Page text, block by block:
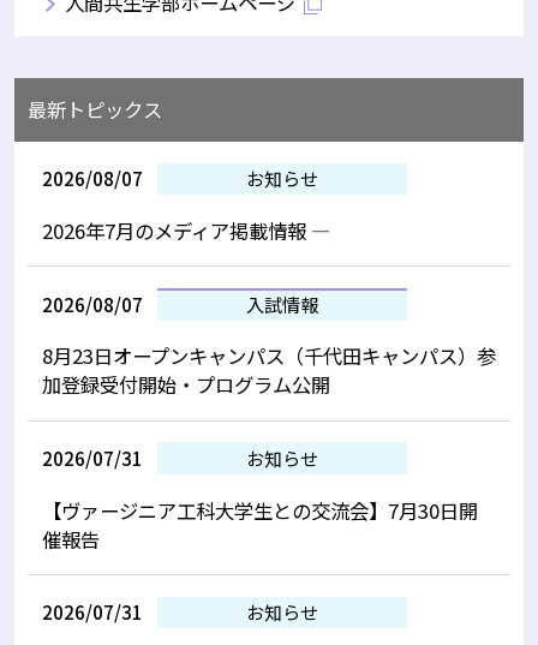
最新トピックス
2026/08/07 お知らせ
2026年7月のメディア掲載情報 —
2026/08/07 入試情報
8月23日オープンキャンパス（千代田キャンパス）参
加登録受付開始・プログラム公開
2026/07/31 お知らせ
【ヴァージニア工科大学生との交流会】7月30日開
催報告
2026/07/31 お知らせ